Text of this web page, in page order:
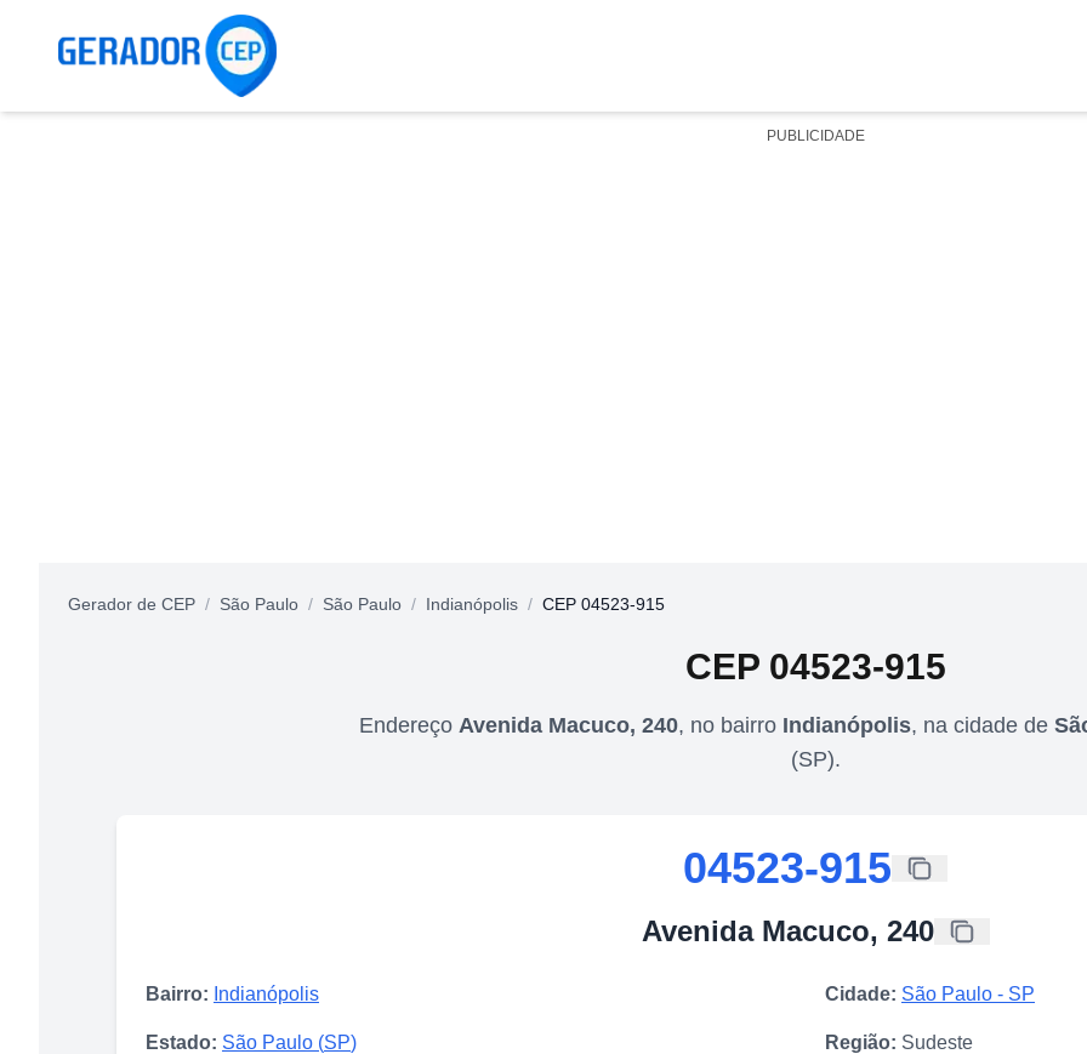
PUBLICIDADE
Gerador de CEP / São Paulo / São Paulo / Indianópolis / CEP 04523-915
CEP 04523-915
Endereço Avenida Macuco, 240, no bairro Indianópolis, na cidade de
(SP).
04523-915
Avenida Macuco, 240
Bairro: Indianópolis Cidade: São Paulo - SP
Estado: São Paulo (SP) Região: Sudeste